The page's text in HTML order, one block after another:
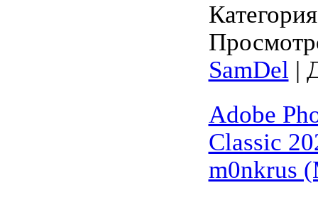
SamDel |
Adobe
Classic
m0nkrus